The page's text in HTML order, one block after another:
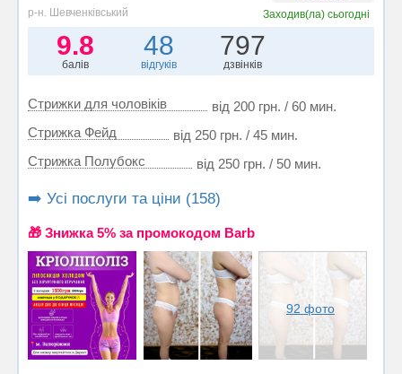
р-н. Шевченківський
Заходив(ла)сьогодні
9.8
балів
48
відгуків
797
дзвінків
Стрижки для чоловіків
від 200 грн. / 60 мин.
Стрижка Фейд
від 250 грн. / 45 мин.
Стрижка Полубокс
від 250 грн. / 50 мин.
➡️ Усі послуги та ціни (158)
🎁 Знижка 5% за промокодом Barb
92 фото